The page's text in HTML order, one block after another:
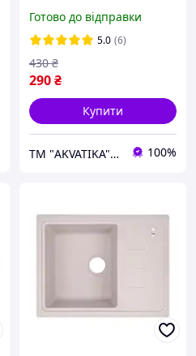
мийками зі штучного
каменю, для мийки, 50 мл
Готово до відправки
5.0 (6)
290₴
430 ₴
Купити
ТМ "AKVATIKA" интернет-магазин виробника 100%